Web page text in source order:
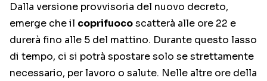
Dalla versione provvisoria del nuovo decreto,
emerge che il coprifuocoscatterà alle ore 22 e
durerà fino alle 5 del mattino. Durante questo lasso
di tempo, ci si potrà spostare solo se strettamente
necessario, per lavoro o salute. Nelle altre ore della